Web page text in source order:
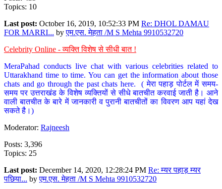
Topics: 10
Last post: October 16, 2019, 10:52:33 PM Re: DHOL DAMAU
FOR MARRI... byएम.एस. मेहता /M S Mehta 9910532720
Celebrity Online - व्यक्ति विशेष से सीधी बात !
MeraPahad conducts live chat with various celebrities related to
Uttarakhand time to time. You can get the information about those
chats and go through the past chats here. ( मेरा पहाड़ पोर्टल में समय-
समय पर उत्तराखंड के विशेष व्यक्तियों से सीधे बातचीत करवाई जाती है। आने
वाली बातचीत के बारे में जानकारी व पुरानी बातचीतों का विवरण आप यहां देख
सकते है।)
Moderator: Rajneesh
Posts: 3,396
Topics: 25
Last post: December 14, 2020, 12:28:24 PM Re: म्यर पहाड़ म्यर
पछिया... byएम.एस. मेहता /M S Mehta 9910532720